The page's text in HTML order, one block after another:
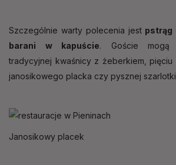
Szczególnie warty polecenia jest pstrąg
barani w kapuście. Goście mogą
tradycyjnej kwaśnicy z żeberkiem, pięciu
janosikowego placka czy pysznej
Janosikowy placek